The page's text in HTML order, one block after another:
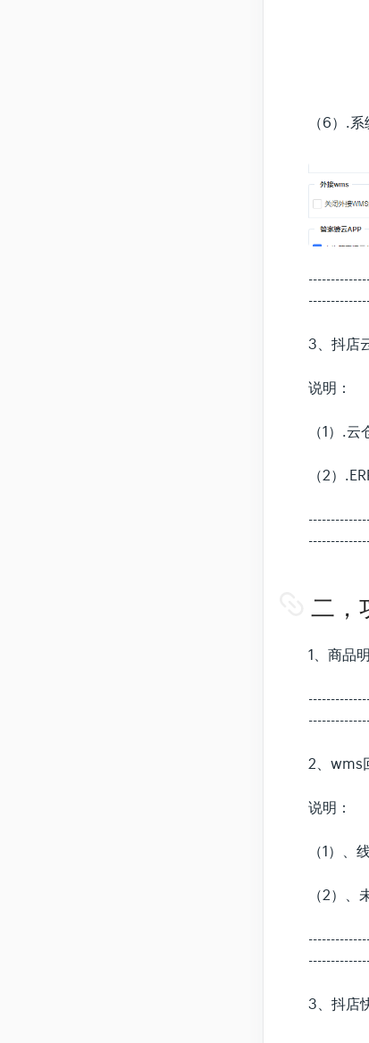
（6）.
3、抖店
说明：
（1）.
（2）
二，
1、商品
2、wms
说明：
（1）
（2）
3、抖店